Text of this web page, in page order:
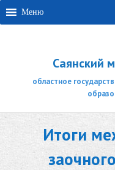
Меню
Саянский
областное
Итоги